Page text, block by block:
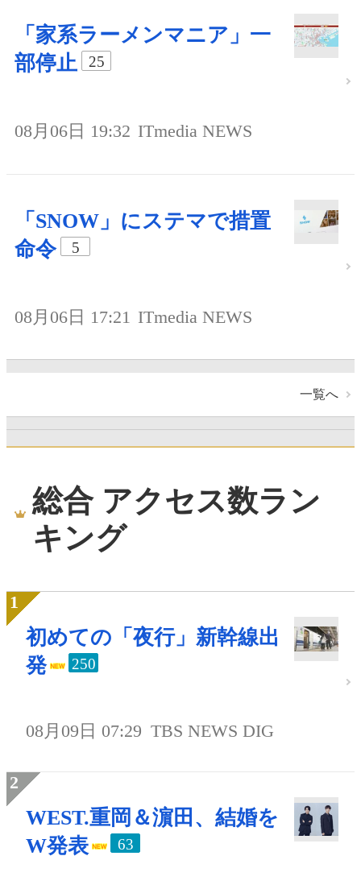
「家系ラーメンマニア」一
部停止
25
08月06日 19:32 ITmedia NEWS
「SNOW」にステマで措置
命令
5
08月06日 17:21 ITmedia NEWS
一覧へ
総合 アクセス数ラン
キング
初めての「夜行」新幹線出
発
250
08月09日 07:29 TBS NEWS DIG
WEST.重岡＆濵田、結婚を
W発表
63